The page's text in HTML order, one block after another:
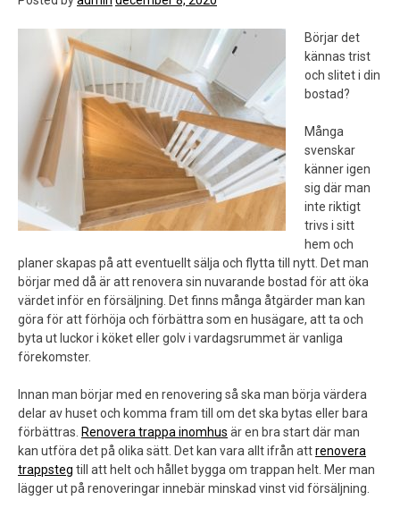
Börjar det
kännas trist
och slitet i din
bostad?
Många
svenskar
känner igen
sig där man
inte riktigt
trivs i sitt
hem och
planer skapas på att eventuellt sälja och flytta till nytt. Det man
börjar med då är att renovera sin nuvarande bostad för att öka
värdet inför en försäljning. Det finns många åtgärder man kan
göra för att förhöja och förbättra som en husägare, att ta och
byta ut luckor i köket eller golv i vardagsrummet är vanliga
förekomster.
Innan man börjar med en renovering så ska man börja värdera
delar av huset och komma fram till om det ska bytas eller bara
förbättras. Renovera trappa inomhus är en bra start där man
kan utföra det på olika sätt. Det kan vara allt ifrån attrenovera
trappsteg till att helt och hållet bygga om trappan helt. Mer man
lägger ut på renoveringar innebär minskad vinst vid försäljning.